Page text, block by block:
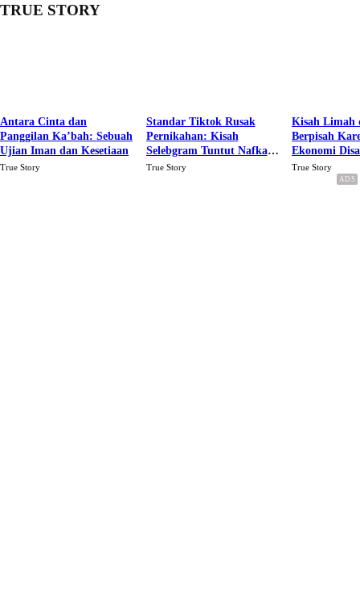
TRUE STORY
Antara Cinta dan
Panggilan Ka’bah: Sebuah
Ujian Iman dan Kesetiaan
True Story
Standar Tiktok Rusak
Pernikahan: Kisah
Selebgram Tuntut Nafkah
Rp.15 Juta Perbulan
True Story
Kisah Limah
Berpisah
Ekonomi
Karena Cinta
True Story